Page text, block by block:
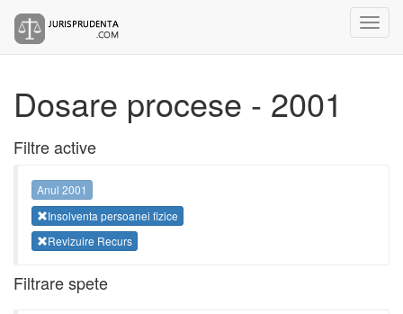
Dosare procese - 2001
Filtre active
Anul 2001
Insolventa persoanei fizice
Revizuire Recurs
Filtrare spete